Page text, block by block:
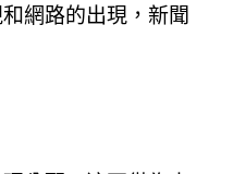
網路的出現，新聞